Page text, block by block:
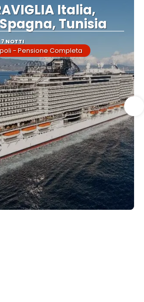
Italia,
Tunisia
7 NOTTI
- Pensione Completa